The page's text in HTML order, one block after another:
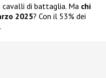
di battaglia. Ma chi
2025? Con il 53% dei
.